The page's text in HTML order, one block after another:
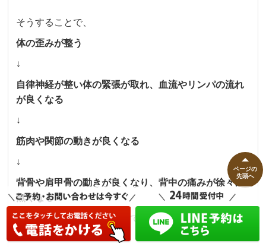
そうすることで、
体の歪みが整う
↓
自律神経が整い体の緊張が取れ、血流やリンパの流れ
が良くなる
↓
筋肉や関節の動きが良くなる
↓
背骨や肩甲骨の動きが良くなり、背中の痛みが徐々に
無くなる
という流れで症状が緩和していきます。
ページの
先頭へ